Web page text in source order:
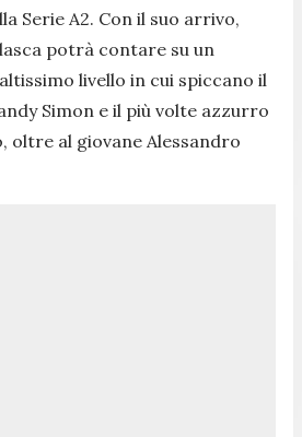
Serie A2. Con il suo arrivo,
potrà contare su un
livello in cui spiccano il
Simon e il più volte azzurro
oltre al giovane Alessandro